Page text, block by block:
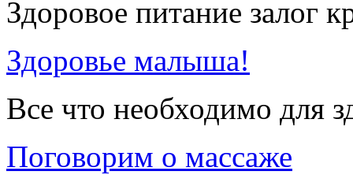
Здоровое питание залог
Здоровье малыша!
Все что необходимо для
Поговорим о массаже